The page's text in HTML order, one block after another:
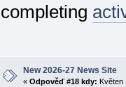
completing
New 2026-27 News Site
« Odpověď #18 kdy: Květen